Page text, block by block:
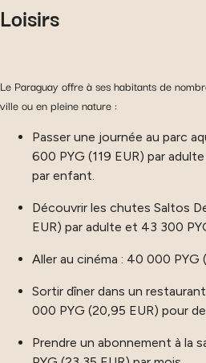
Loisirs
Le Paraguay offre à ses habitants de
ville ou en pleine nature :
Passer une journée au parc
600 PYG (119 EUR) par
par enfant.
Découvrir les chutes Saltos
EUR) par adulte et 43 300
Aller au cinéma : 40 000 PYG
Sortir dîner dans un
000 PYG (20,95 EUR) pour
Prendre un abonnement à la